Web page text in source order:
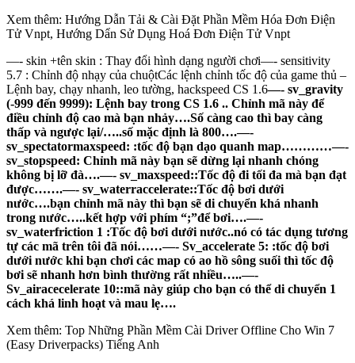
Xem thêm: Hướng Dẫn Tải & Cài Đặt Phần Mềm Hóa Đơn Điện
Tử Vnpt, Hướng Dẩn Sử Dụng Hoá Đơn Điện Tử Vnpt
—- skin +tên skin : Thay đổi hình dạng người chơi—- sensitivity
5.7 : Chỉnh độ nhạy của chuộtCác lệnh chỉnh tốc độ của game thủ –
Lệnh bay, chạy nhanh, leo tường, hackspeed CS 1.6—- sv_gravity
(-999 đến 9999): Lệnh bay trong CS 1.6 .. Chỉnh mã này để
điều chỉnh độ cao mà bạn nhảy….Số càng cao thì bay càng
thấp và ngược lại/…..số mặc định là 800….—-
sv_spectatormaxspeed: :tốc độ bạn dạo quanh map…………—-
sv_stopspeed: Chỉnh mã này bạn sẽ dừng lại nhanh chóng
không bị lỡ đà….—- sv_maxspeed::Tốc độ đi tối đa mà bạn đạt
được…….—- sv_waterraccelerate::Tốc độ bơi dưới
nước….bạn chỉnh mã này thì bạn sẽ di chuyển khá nhanh
trong nước…..kết hợp với phím “;”để bơi….—-
sv_waterfriction 1 :Tốc độ bơi dưới nước..nó có tác dụng tương
tự các mã trên tôi đã nói……—- Sv_accelerate 5: :tốc độ bơi
dưới nước khi bạn chơi các map có ao hồ sông suối thì tốc độ
bơi sẽ nhanh hơn bình thường rất nhiều…..—-
Sv_airacecelerate 10::mã này giúp cho bạn có thể di chuyển 1
cách khá linh hoạt và mau lẹ….
Xem thêm: Top Những Phần Mềm Cài Driver Offline Cho Win 7
(Easy Driverpacks) Tiếng Anh